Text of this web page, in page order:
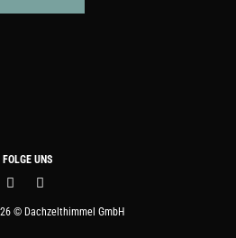
FOLGE UNS
© Dachzelthimmel GmbH